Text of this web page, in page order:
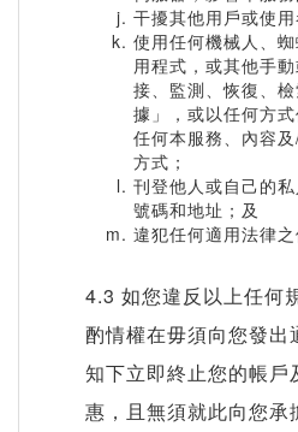
干擾其他用戶或使
使用任何機械人、
用程式，或其他手
接、監測、恢復、
據」，或以任何方
任何本服務、內容
方式；
刊登他人或自己的
號碼和地址；及
違犯任何適用法律之
4.3 如您違反以上任何
酌情權在毋須向您發出
知下立即終止您的帳
惠，且無須就此向您承